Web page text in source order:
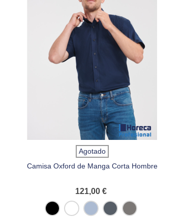
Agotado
Camisa Oxford de Manga Corta Hombre
121,00 €
Negro Blanco Oxford
Blue
Oxford
Navy
Oxford
Silver